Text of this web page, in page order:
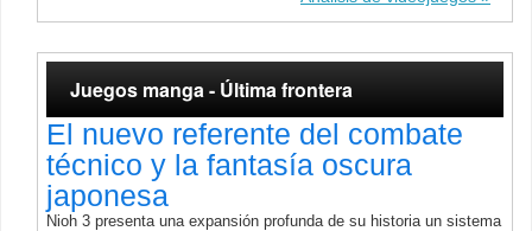
Juegos manga - Última frontera
El nuevo referente del combate
técnico y la fantasía oscura
japonesa
Nioh 3 presenta una expansión profunda de su historia un sistema